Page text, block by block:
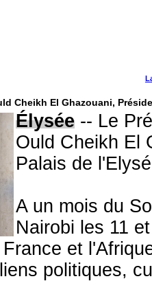
Cheikh El Ghazouani,
Élysée -- Le
Ould Cheikh El
Palais de
A un mois du
Nairobi les 11
et
politiques,